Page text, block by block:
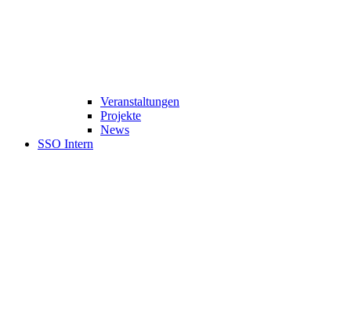
Veranstaltungen
Projekte
News
SSO Intern